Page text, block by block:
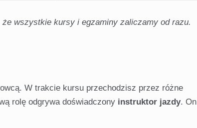
wszystkie kursy i egzaminy zaliczamy od razu.
W trakcie kursu przechodzisz przez różne
rolę odgrywa doświadczony instruktor jazdy. On